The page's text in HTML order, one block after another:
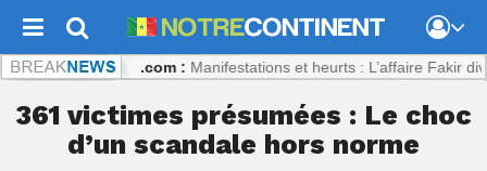
: Manifestations et heurts : L’affaire Fakir divise
361 victimes présumées : Le choc
d’un scandale hors norme